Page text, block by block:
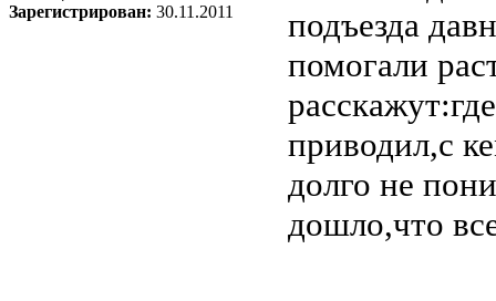
Зарегистрирован: 30.11.2011
подъезда
помогали
приводил,с
долго не
дошло,что